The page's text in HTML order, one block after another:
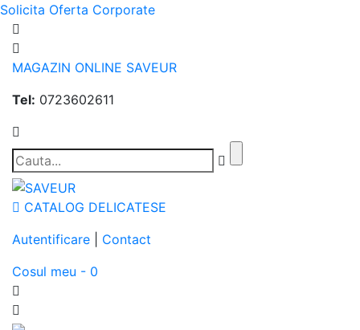
Solicita Oferta Corporate
MAGAZIN ONLINE SAVEUR
Tel: 0723602611
CATALOG DELICATESE
Autentificare
Contact
Cosul meu - 0